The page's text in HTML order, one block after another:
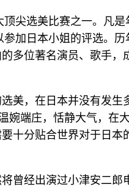
尖选美比赛之一。凡是
加日本小姐的评选。历
多位著名演员、歌手，
美，在日本并没有发生
婉端庄，恬静大气，在
十分贴合世界对于日本
曾经出演过小津安二郎